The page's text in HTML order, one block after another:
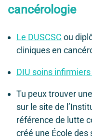
cancérologie
Le DUSCSC ou
cliniques en
DIU soins
Tu peux trouver
sur le site de
référence de lutte
créé une École des